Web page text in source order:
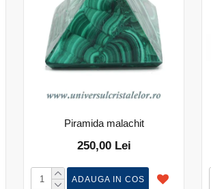
Piramida malachit
250,00 Lei
ADAUGA IN COS